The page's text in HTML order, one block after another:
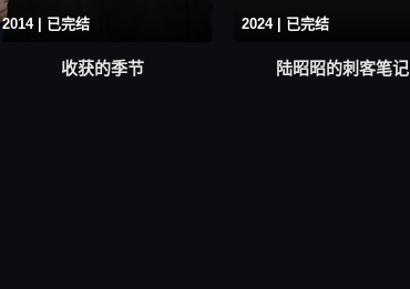
2014 | 已完结
收获的季节
2024 | 已完结
陆昭昭的刺客笔记